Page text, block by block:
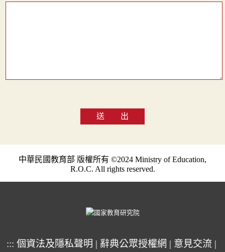
送 出
中華民國教育部 版權所有 ©2024 Ministry of Education,
R.O.C. All rights reserved.
::: 個資法及隱私聲明 | 辭典公眾授權網 | 意見交流 |